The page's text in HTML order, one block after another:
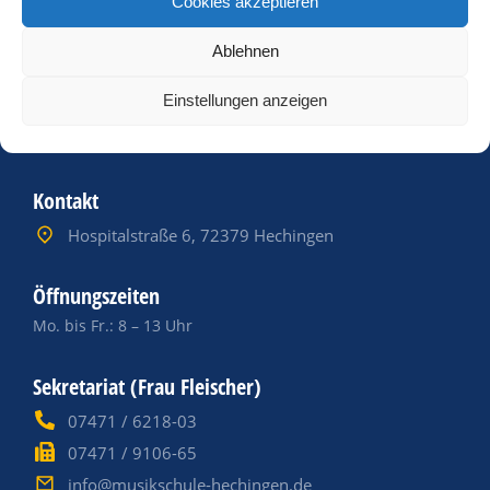
Ablehnen
Einstellungen anzeigen
Kontakt
Hospitalstraße 6, 72379 Hechingen
Öffnungszeiten
Mo. bis Fr.: 8 – 13 Uhr
Sekretariat (Frau Fleischer)
07471 / 6218-03
07471 / 9106-65
info@musikschule-hechingen.de